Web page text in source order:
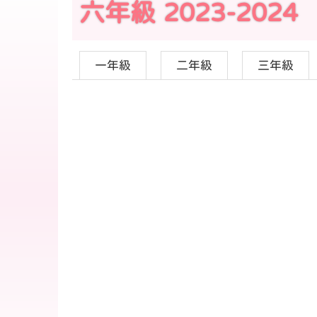
六年級 2023-2024
一年級 二年級 三年級